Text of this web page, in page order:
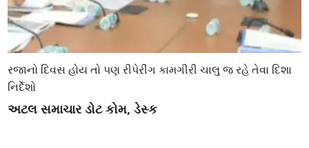
રજાનો દિવસ હોય તો પણ રીપેરીંગ કામગીરી ચાલુ જ રહે તેવા દિશા
નિર્દેશો
અટલ સમાચાર ડોટ કોમ, ડેસ્ક